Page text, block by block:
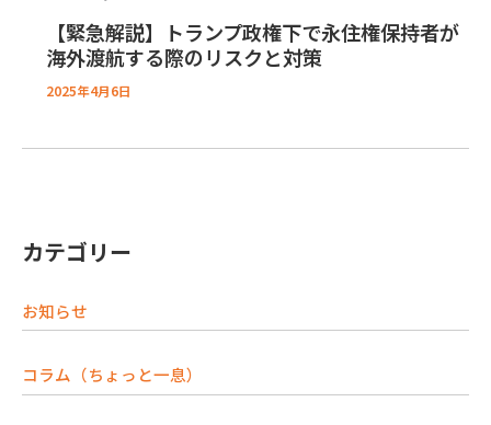
【緊急解説】トランプ政権下で永住権保持者が
海外渡航する際のリスクと対策
2025年4月6日
カテゴリー
お知らせ
コラム（ちょっと一息）